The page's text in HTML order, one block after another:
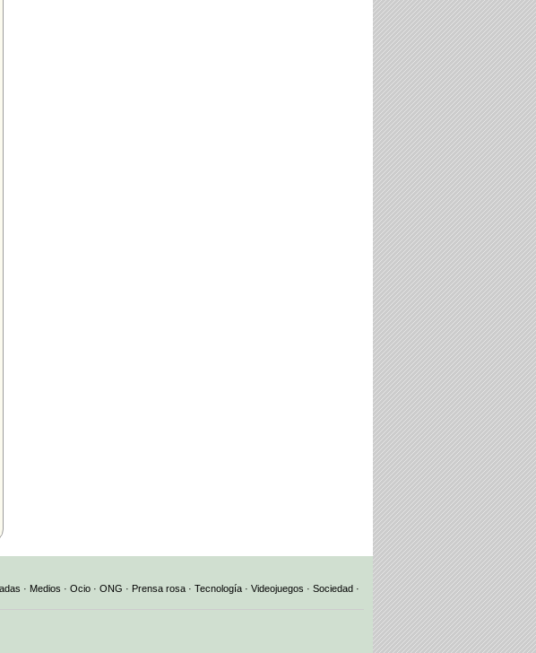
· Medios · Ocio · ONG · Prensa rosa · Tecnología · Videojuegos · Sociedad ·